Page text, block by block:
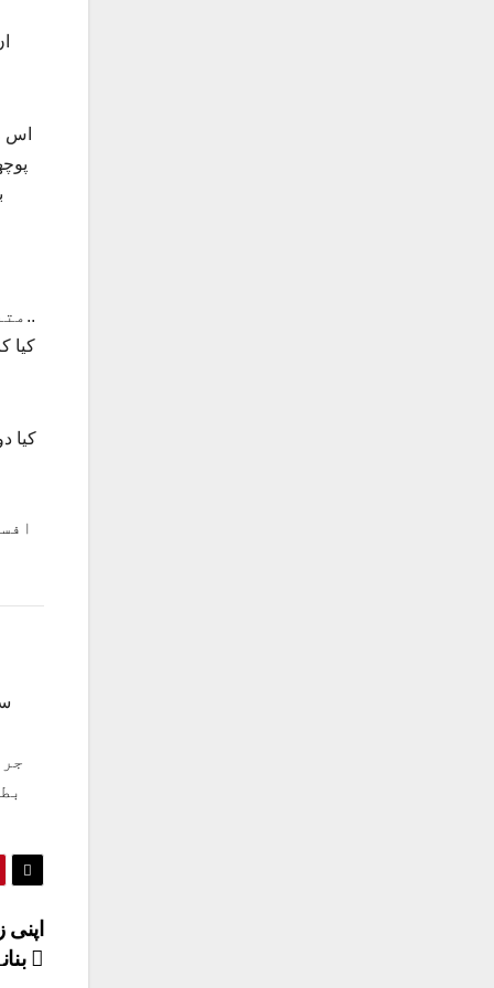
اس
متعلقہ ڈیپارٹمنٹ سے ” لارا لپہ لائی ہے خداہی ملتا ہے”اور یہ غریب بہتر دنوں کی آس میں خوار ہوتے ہیں..
کیا
کیا
بنانے کا فیصلہ کیا